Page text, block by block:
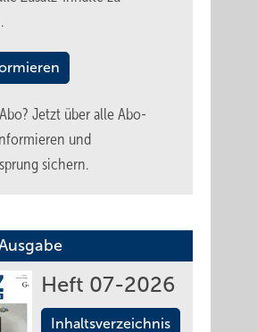
Jetzt über alle Abo-
und
sichern.
Heft 07-2026
Inhaltsverzeichnis